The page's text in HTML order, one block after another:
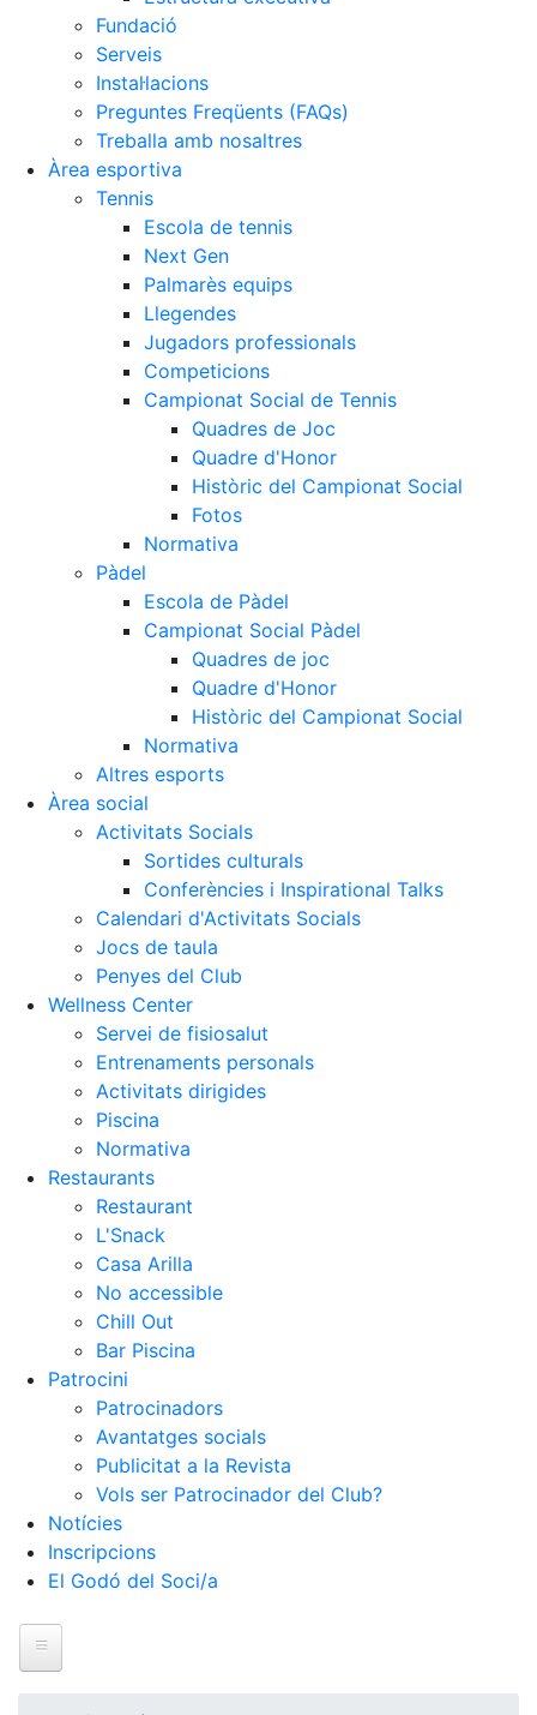
Fundació
Serveis
Instal·lacions
Preguntes Freqüents (FAQs)
Treballa amb nosaltres
Àrea esportiva
Tennis
Escola de tennis
Next Gen
Palmarès equips
Llegendes
Jugadors professionals
Competicions
Campionat Social de Tennis
Quadres de Joc
Quadre d'Honor
Històric del Campionat Social
Fotos
Normativa
Pàdel
Escola de Pàdel
Campionat Social Pàdel
Quadres de joc
Quadre d'Honor
Històric del Campionat Social
Normativa
Altres esports
Àrea social
Activitats Socials
Sortides culturals
Conferències i Inspirational Talks
Calendari d'Activitats Socials
Jocs de taula
Penyes del Club
Wellness Center
Servei de fisiosalut
Entrenaments personals
Activitats dirigides
Piscina
Normativa
Restaurants
Restaurant
L'Snack
Casa Arilla
No accessible
Chill Out
Bar Piscina
Patrocini
Patrocinadors
Avantatges socials
Publicitat a la Revista
Vols ser Patrocinador del Club?
Notícies
Inscripcions
El Godó del Soci/a